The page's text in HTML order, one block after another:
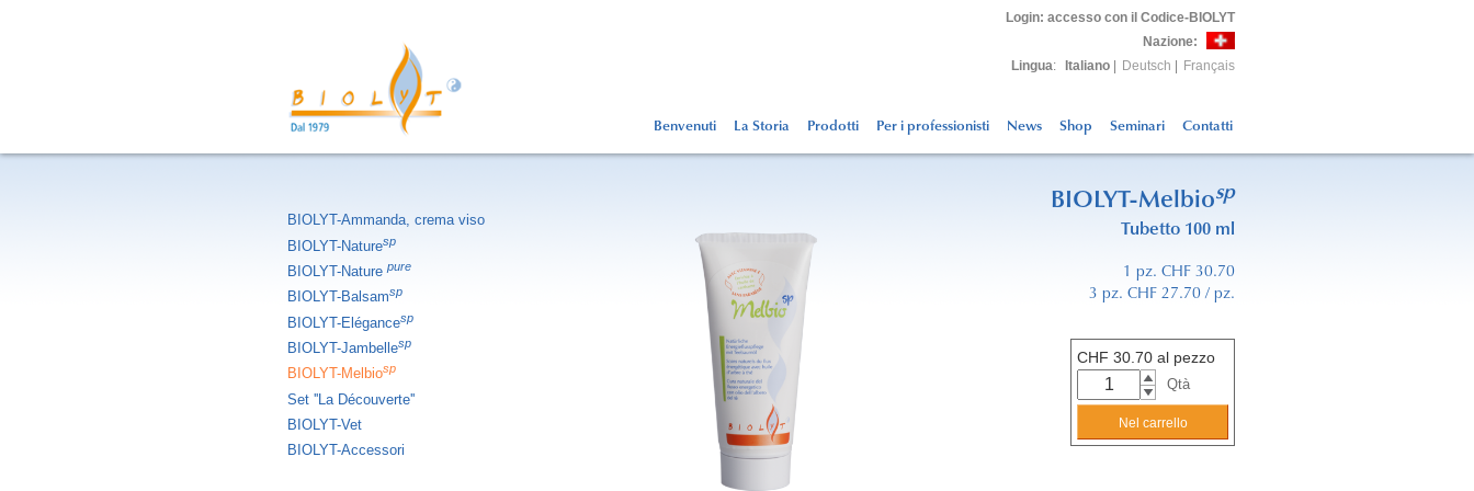
Login: accesso con il Codice-BIOLYT
Nazione:
Lingua: Italiano Deutsch Français
Benvenuti La Storia Prodotti Per i professionisti News Shop Seminari Contatti
BIOLYT-Ammanda, crema viso
BIOLYT-Naturesp
BIOLYT-Naturepure
BIOLYT-Balsamsp
BIOLYT-Elégancesp
BIOLYT-Jambellesp
BIOLYT-Melbiosp
Set ''La Découverte''
BIOLYT-Vet
BIOLYT-Accessori
BIOLYT-Melbiosp
Tubetto 100 ml
1 pz. CHF 30.70
3 pz. CHF 27.70 / pz.
CHF 30.70 al pezzo
Qtà